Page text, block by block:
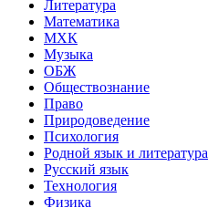
Литература
Математика
МХК
Музыка
ОБЖ
Обществознание
Право
Природоведение
Психология
Родной язык и литература
Русский язык
Технология
Физика